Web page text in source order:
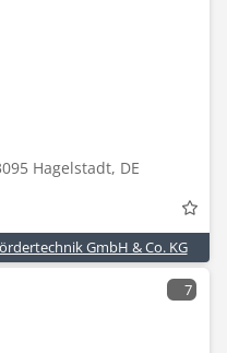
Hagelstadt, DE
GmbH & Co. KG
7